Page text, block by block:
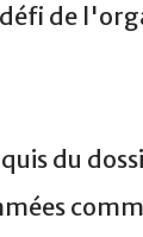
de
du